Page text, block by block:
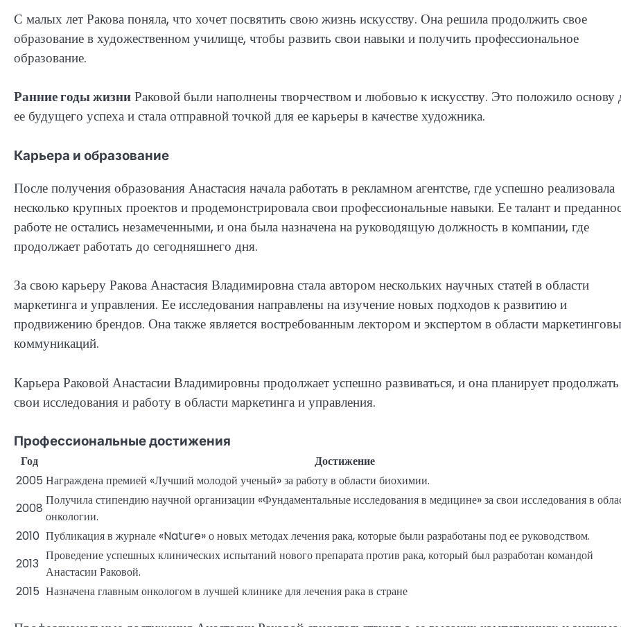
С малых лет Ракова поняла, что хочет посвятить свою жизнь искусству. Она решила продолжить свое
образование в художественном училище, чтобы развить свои навыки и получить профессиональное
образование.
Ранние годы жизниРаковой были наполнены творчеством и любовью к искусству. Это положило основу
ее будущего успеха и стала отправной точкой для ее карьеры в качестве художника.
Карьера и образование
После получения образования Анастасия начала работать в рекламном агентстве, где успешно реализовала
несколько крупных проектов и продемонстрировала свои профессиональные навыки. Ее талант и
работе не остались незамеченными, и она была назначена на руководящую должность в компании, где
продолжает работать до сегодняшнего дня.
За свою карьеру Ракова Анастасия Владимировна стала автором нескольких научных статей в области
маркетинга и управления. Ее исследования направлены на изучение новых подходов к развитию и
продвижению брендов. Она также является востребованным лектором и экспертом в области
коммуникаций.
Карьера Раковой Анастасии Владимировны продолжает успешно развиваться, и она планирует продолжать
свои исследования и работу в области маркетинга и управления.
Профессиональные достижения
Год
Достижение
2005 Награждена премией «Лучший молодой ученый» за работу в области биохимии.
2008
Получила стипендию научной организации «Фундаментальные исследования в медицине» за свои исследования в
онкологии.
2010 Публикация в журнале «Nature» о новых методах лечения рака, которые были разработаны под ее руководством.
2013
Проведение успешных клинических испытаний нового препарата против рака, который был разработан командой
Анастасии Раковой.
2015 Назначена главным онкологом в лучшей клинике для лечения рака в стране